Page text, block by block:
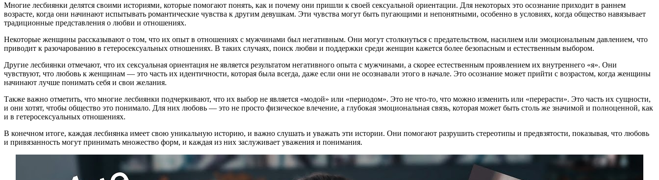
Многие лесбиянки делятся своими историями, которые помогают понять, как и почему они пришли к своей сексуальной ориентации. Для некоторых это осознание приходит в раннем
возрасте, когда они начинают испытывать романтические чувства к другим девушкам. Эти чувства могут быть пугающими и непонятными, особенно в условиях, когда общество навязывает
традиционные представления о любви и отношениях.
Некоторые женщины рассказывают о том, что их опыт в отношениях с мужчинами был негативным. Они могут столкнуться с предательством, насилием или эмоциональным давлением, что
приводит к разочарованию в гетеросексуальных отношениях. В таких случаях, поиск любви и поддержки среди женщин кажется более безопасным и естественным выбором.
Другие лесбиянки отмечают, что их сексуальная ориентация не является результатом негативного опыта с мужчинами, а скорее естественным проявлением их внутреннего «я». Они
чувствуют, что любовь к женщинам — это часть их идентичности, которая была всегда, даже если они не осознавали этого в начале. Это осознание может прийти с возрастом, когда женщины
начинают лучше понимать себя и свои желания.
Также важно отметить, что многие лесбиянки подчеркивают, что их выбор не является «модой» или «периодом». Это не что-то, что можно изменить или «перерасти». Это часть их сущности,
и они хотят, чтобы общество это понимало. Для них любовь — это не просто физическое влечение, а глубокая эмоциональная связь, которая может быть столь же значимой и полноценной, как
и в гетеросексуальных отношениях.
В конечном итоге, каждая лесбиянка имеет свою уникальную историю, и важно слушать и уважать эти истории. Они помогают разрушить стереотипы и предвзятости, показывая, что любовь
и привязанность могут принимать множество форм, и каждая из них заслуживает уважения и понимания.